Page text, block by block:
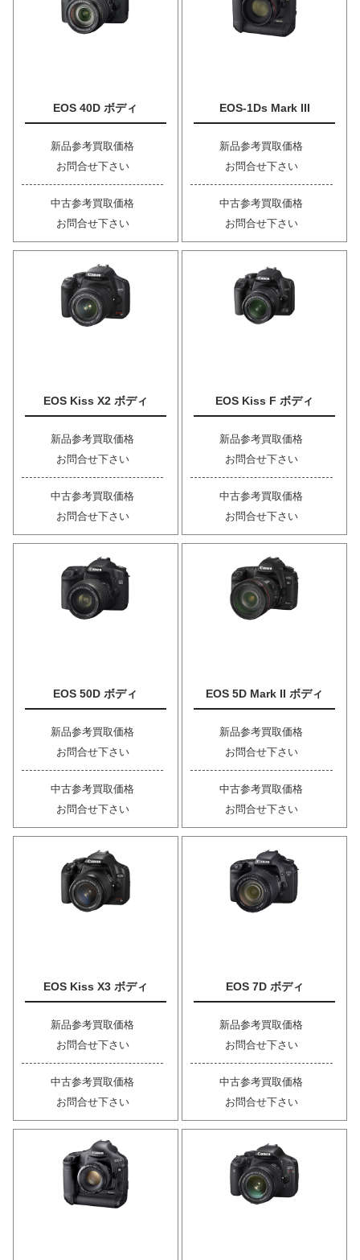
EOS 40D ボディ
新品参考買取価格
お問合せ下さい
中古参考買取価格
お問合せ下さい
EOS-1Ds Mark III
新品参考買取価格
お問合せ下さい
中古参考買取価格
お問合せ下さい
EOS Kiss X2 ボディ
新品参考買取価格
お問合せ下さい
中古参考買取価格
お問合せ下さい
EOS Kiss F ボディ
新品参考買取価格
お問合せ下さい
中古参考買取価格
お問合せ下さい
EOS 50D ボディ
新品参考買取価格
お問合せ下さい
中古参考買取価格
お問合せ下さい
EOS 5D Mark II ボディ
新品参考買取価格
お問合せ下さい
中古参考買取価格
お問合せ下さい
EOS Kiss X3 ボディ
新品参考買取価格
お問合せ下さい
中古参考買取価格
お問合せ下さい
EOS 7D ボディ
新品参考買取価格
お問合せ下さい
中古参考買取価格
お問合せ下さい